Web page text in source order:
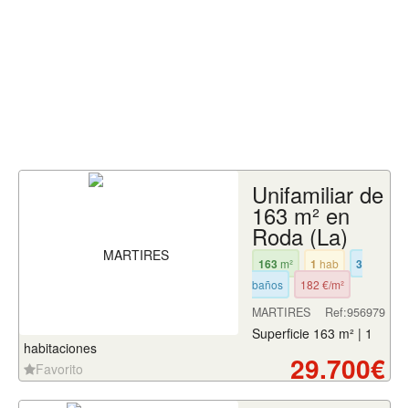
Unifamiliar de
163 m² en
Roda (La)
163 m² 1 hab 3
baños 182 €/m²
Ref:956979
MARTIRES
Superficie 163 m² | 1
habitaciones
Favorito
29.700€